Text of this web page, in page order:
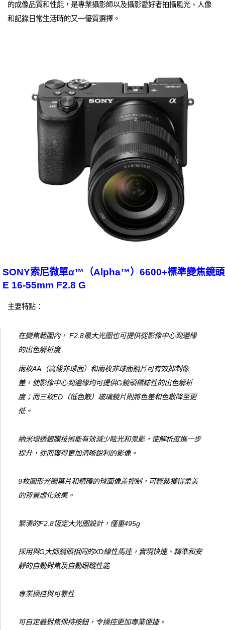
的成像品質和性能，是專業攝影師以及攝影愛好者拍攝風光、人像
和記錄日常生活時的又一優質選擇。
SONY索尼微單α™（Alpha™）6600+標準變焦鏡頭
E 16-55mm F2.8 G
主要特點：
在變焦範圍內， F2.8最大光圈也可提供從影像中心到邊緣
的出色解析度
兩枚AA（高級非球面）和兩枚非球面鏡片可有效抑制像
差，使影像中心到邊緣均可提供G鏡頭標誌性的出色解析
度；而三枚ED（低色散）玻璃鏡片則將色差和色散降至更
低。
納米增透鍍膜技術能有效減少眩光和鬼影，使解析度進一步
提升，從而獲得更加清晰銳利的影像。
9枚圓形光圈葉片和精確的球面像差控制，可輕鬆獲得柔美
的背景虛化效果。
緊湊的F2.8恆定大光圈設計，僅重495g
採用與G大師鏡頭相同的XD線性馬達，實現快速、精準和安
靜的自動對焦及自動跟蹤性能
專業操控與可靠性
可自定義對焦保持按鈕，令操控更加專業便捷。